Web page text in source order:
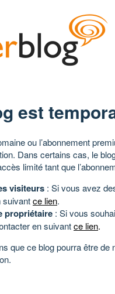
est
ou l’abonnement
Dans certains cas, le
limité tant que
visiteurs : Si vous avez
suivantce lien.
propriétaire : Si vous
en suivantce lien.
que ce blog pourra être